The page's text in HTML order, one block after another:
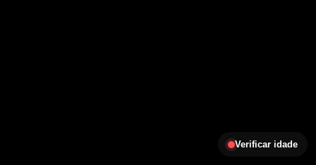
Verificar idade